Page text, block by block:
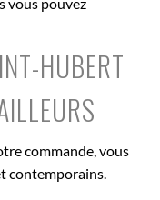
HUBERT
commande, vous
contemporains.